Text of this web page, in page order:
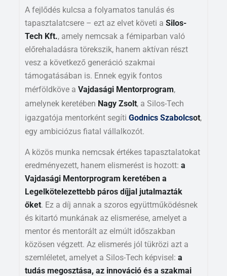
A fejlődés kulcsa a folyamatos tanulás és
tapasztalatcsere – ezt az elvet követi a Silos-
Tech Kft., amely nemcsak a fémiparban való
előrehaladásra törekszik, hanem aktívan részt
vesz a következő generáció szakmai
támogatásában is. Ennek egyik fontos
mérföldköve a Vajdasági Mentorprogram,
amelynek keretében Nagy Zsolt, a Silos-Tech
igazgatója mentorként segíti Godnics Szabolcsot,
egy ambiciózus fiatal vállalkozót.
A közös munka nemcsak értékes tapasztalatokat
eredményezett, hanem elismerést is hozott: a
Vajdasági Mentorprogram keretében a
Legelkötelezettebb páros díjjal jutalmazták
őket. Ez a díj annak a szoros együttműködésnek
és kitartó munkának az elismerése, amelyet a
mentor és mentorált az elmúlt időszakban
közösen végzett. Az elismerés jól tükrözi azt a
szemléletet, amelyet a Silos-Tech képvisel: a
tudás megosztása, az innováció és a szakmai